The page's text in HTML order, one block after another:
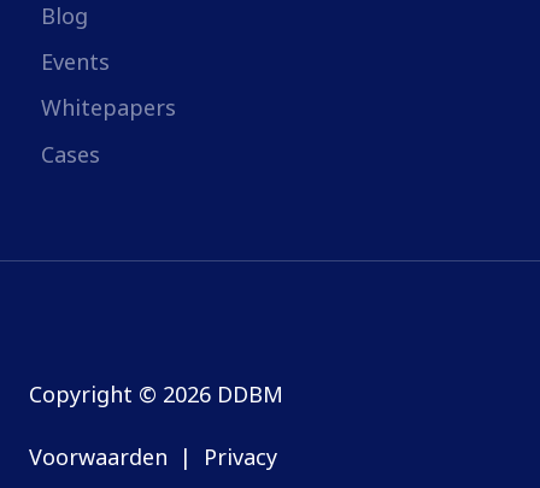
Blog
Events
Whitepapers
Cases
Copyright © 2026 DDBM
Voorwaarden | Privacy